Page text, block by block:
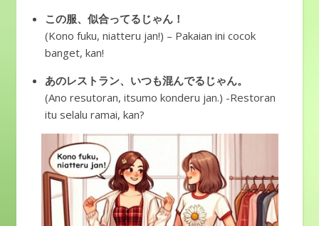
この服、似合ってるじゃん！
(Kono fuku, niatteru jan!) – Pakaian ini cocok
banget, kan!
あのレストラン、いつも混んでるじゃん。
(Ano resutoran, itsumo konderu jan.) -Restoran
itu selalu ramai, kan?